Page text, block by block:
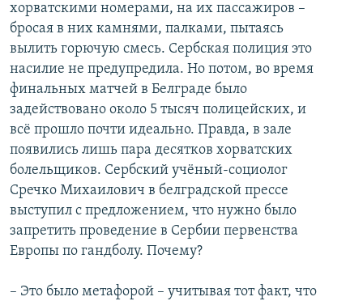
хорватскими номерами, на их пассажиров –
бросая в них камнями, палками, пытаясь
вылить горючую смесь. Сербская полиция это
насилие не предупредила. Но потом, во время
финальных матчей в Белграде было
задействовано около 5 тысяч полицейских, и
всё прошло почти идеально. Правда, в зале
появились лишь пара десятков хорватских
болельщиков. Сербский учёный-социолог
Сречко Михаилович в белградской прессе
выступил с предложением, что нужно было
запретить проведение в Сербии первенства
Европы по гандболу. Почему?
– Это было метафорой – учитывая тот факт, что